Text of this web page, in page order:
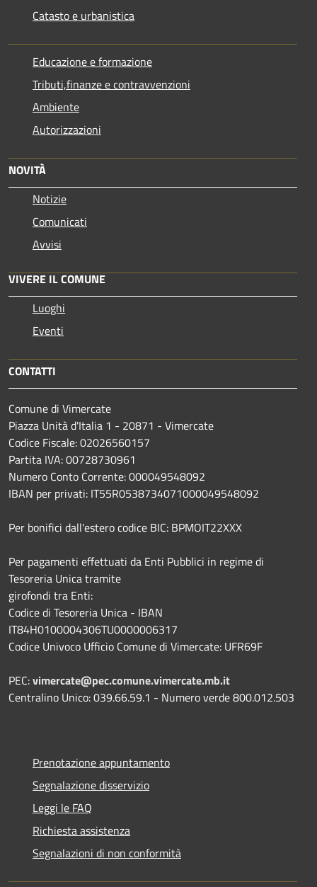
Catasto e urbanistica
Educazione e formazione
Tributi,finanze e contravvenzioni
Ambiente
Autorizzazioni
NOVITÀ
Notizie
Comunicati
Avvisi
VIVERE IL COMUNE
Luoghi
Eventi
CONTATTI
Comune di Vimercate
Piazza Unità d'Italia 1 - 20871 - Vimercate
Codice Fiscale: 02026560157
Partita IVA: 00728730961
Numero Conto Corrente: 000049548092
IBAN per privati: IT55R0538734071000049548092
Per bonifici dall'estero codice BIC: BPMOIT22XXX
Per pagamenti effettuati da Enti Pubblici in regime di
Tesoreria Unica tramite
girofondi tra Enti:
Codice di Tesoreria Unica - IBAN
IT84H0100004306TU0000006317
Codice Univoco Ufficio Comune di Vimercate: UFR69F
PEC:vimercate@pec.comune.vimercate.mb.it
Centralino Unico: 039.66.59.1 - Numero verde 800.012.503
Prenotazione appuntamento
Segnalazione disservizio
Leggi le FAQ
Richiesta assistenza
Segnalazioni di non conformità